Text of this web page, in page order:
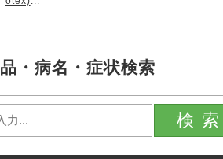
・病名・症状検索
検